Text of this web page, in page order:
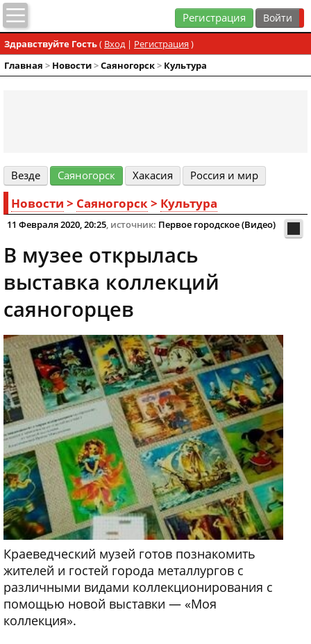
Регистрация
Здравствуйте Гость( Вход| Регистрация )
Главная > Новости>Cаяногорск> Культура
Везде Cаяногорск Хакасия Россия и мир
Новости > Cаяногорск> Культура
11 Февраля 2020, 20:25, источник: Первое городское (Видео)
В музее открылась
выставка коллекций
саяногорцев
Краеведческий музей готов познакомить
жителей и гостей города металлургов с
различными видами коллекционирования с
помощью новой выставки — «Моя
коллекция».